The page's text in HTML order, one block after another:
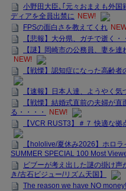
小野田大臣､｢元々おまえも外国
ディアを全員出禁に NEW!
FPSの面白さを教えてくれ
【悲報】大分県、ガチで逝く・
【謎】岡崎市の公務員、妻を
NEW!
【戦慄】認知症になった高齢
【速報】日本人達、ようやく気
【戦慄】結婚式直前の夫婦が
る・・・・
NEW!
【VCR RUST3】＃７ 快適な
【hololive/夏休み2026】ホロ
SUMMER SPECIAL 100 Most
ビブーが考え出した謎の掛け
き/古石ビジュー/リズム天国】
The reason we have NO